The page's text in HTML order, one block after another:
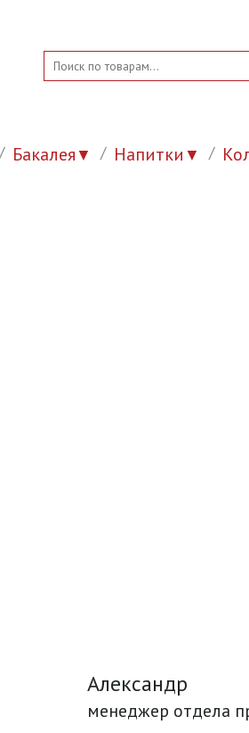
Бакалея▼ Напитки ▼
Александр
менеджер отдела